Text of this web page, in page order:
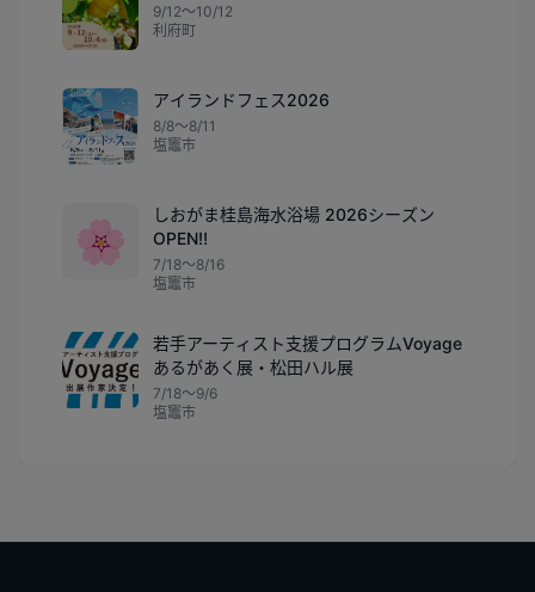
9/12〜10/12
利府町
アイランドフェス2026
8/8〜8/11
塩竈市
🌸
しおがま桂島海水浴場 2026シーズン
OPEN‼
7/18〜8/16
塩竈市
若手アーティスト支援プログラムVoyage
あるがあく展・松田ハル展
7/18〜9/6
塩竈市